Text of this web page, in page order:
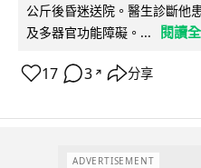
公斤後昏迷送院。醫生診斷他
及多器官功能障礙。...
閱讀
17 3 ↗ 分享
ADVERTISEMENT